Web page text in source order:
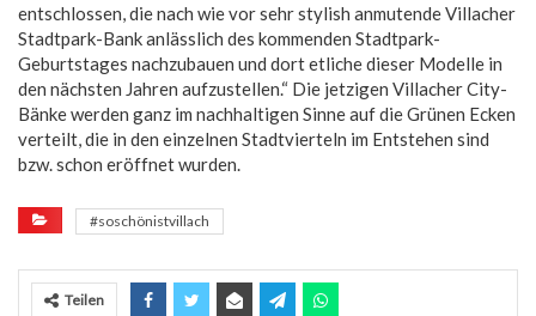
entschlossen, die nach wie vor sehr stylish anmutende Villacher
Stadtpark-Bank anlässlich des kommenden Stadtpark-
Geburtstages nachzubauen und dort etliche dieser Modelle in
den nächsten Jahren aufzustellen.“ Die jetzigen Villacher City-
Bänke werden ganz im nachhaltigen Sinne auf die Grünen Ecken
verteilt, die in den einzelnen Stadtvierteln im Entstehen sind
bzw. schon eröffnet wurden.
#soschönistvillach
Teilen